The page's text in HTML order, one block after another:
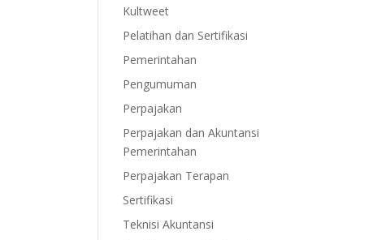
Kultweet
Pelatihan dan Sertifikasi
Pemerintahan
Pengumuman
Perpajakan
Perpajakan dan Akuntansi
Pemerintahan
Perpajakan Terapan
Sertifikasi
Teknisi Akuntansi